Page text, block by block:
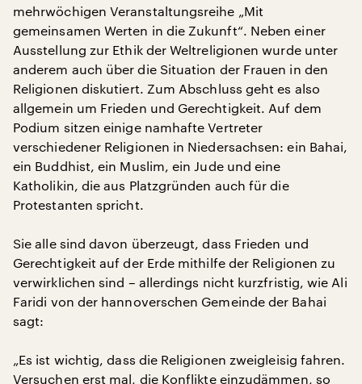
mehrwöchigen Veranstaltungsreihe „Mit
gemeinsamen Werten in die Zukunft“. Neben einer
Ausstellung zur Ethik der Weltreligionen wurde unter
anderem auch über die Situation der Frauen in den
Religionen diskutiert. Zum Abschluss geht es also
allgemein um Frieden und Gerechtigkeit. Auf dem
Podium sitzen einige namhafte Vertreter
verschiedener Religionen in Niedersachsen: ein Bahai,
ein Buddhist, ein Muslim, ein Jude und eine
Katholikin, die aus Platzgründen auch für die
Protestanten spricht.
Sie alle sind davon überzeugt, dass Frieden und
Gerechtigkeit auf der Erde mithilfe der Religionen zu
verwirklichen sind – allerdings nicht kurzfristig, wie Ali
Faridi von der hannoverschen Gemeinde der Bahai
sagt:
„Es ist wichtig, dass die Religionen zweigleisig fahren.
Versuchen erst mal, die Konflikte einzudämmen, so